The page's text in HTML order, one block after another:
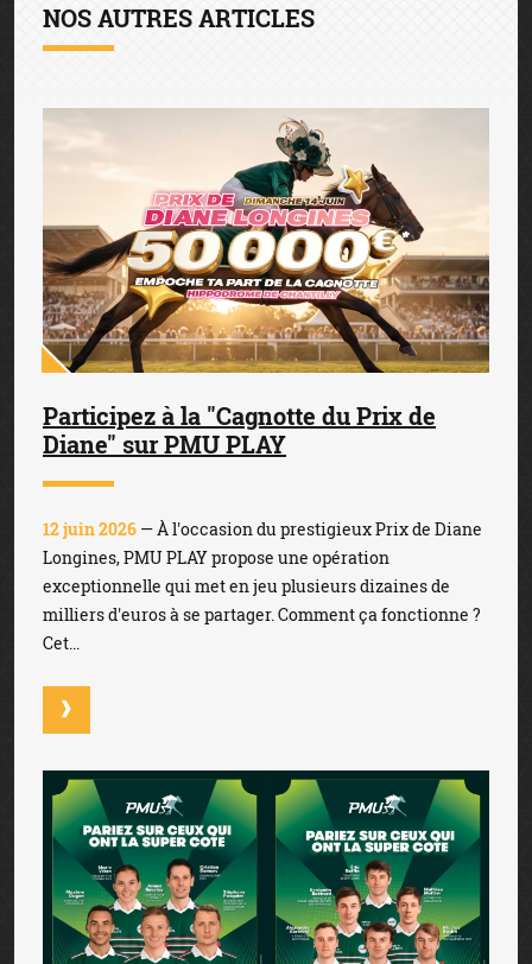
NOS AUTRES ARTICLES
Participez à la "Cagnotte du Prix de
Diane" sur PMU PLAY
12 juin 2026 — À l'occasion du prestigieux Prix de Diane
Longines, PMU PLAY propose une opération
exceptionnelle qui met en jeu plusieurs dizaines de
milliers d'euros à se partager. Comment ça fonctionne ?
Cet...